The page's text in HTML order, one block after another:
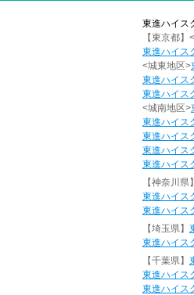
東進ハイス
【東京都
東進ハイス
<城東地区>
東進ハイス
東進ハイス
<城南地区>
東進ハイス
東進ハイス
東進ハイス
東進ハイス
【神奈川県】
東進ハイス
東進ハイス
【埼玉県】
東進ハイス
【千葉県】
東進ハイス
東進ハイス